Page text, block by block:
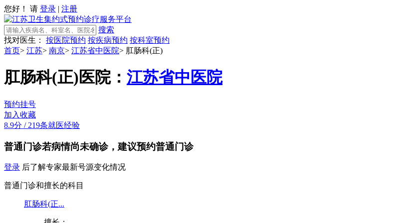
您好！ 请 登录 | 注册
搜索
找对医生：
按医院预约 按疾病预约 按科室预约
首页> 江苏> 南京> 江苏省中医院> 肛肠科(正)
肛肠科(正)医院： 江苏省中医院
预约挂号
加入收藏
8.9分 / 219条就医经验
普通门诊若病情尚未确诊，建议预约普通门诊
登录 后了解专家最新号源变化情况
普通门诊和擅长的科目
肛肠科(正...